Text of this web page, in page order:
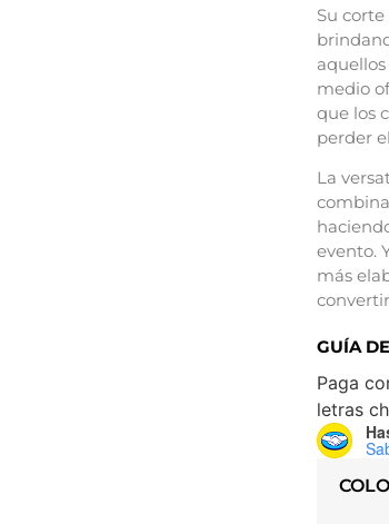
Su
medio
que los
perder
La
evento.
más
GUÍA